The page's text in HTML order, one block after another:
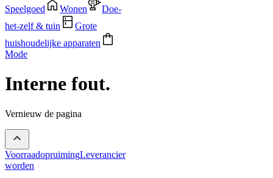
Speelgoed
Wonen
Doe-
het-zelf & tuin
Grote
huishoudelijke apparaten
Mode
Interne fout.
Vernieuw de pagina
VoorraadopruimingLeverancier
worden